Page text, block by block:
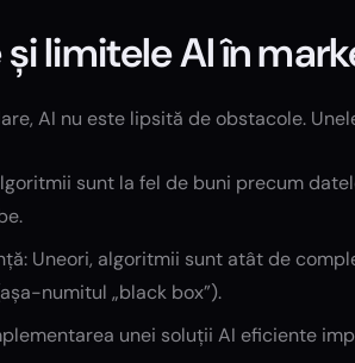
limitele AI în
AI nu este lipsită de obstacole.
sunt la fel de buni precum
Uneori, algoritmii sunt atât de
numitul „black box”).
unei soluții AI eficiente